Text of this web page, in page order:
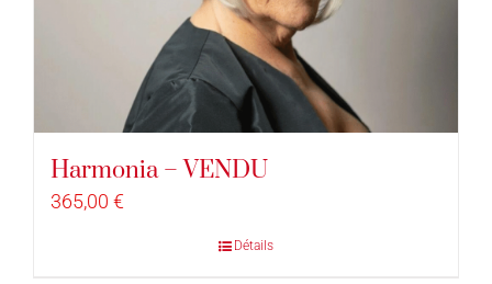
Harmonia – VENDU
365,00 €
Détails